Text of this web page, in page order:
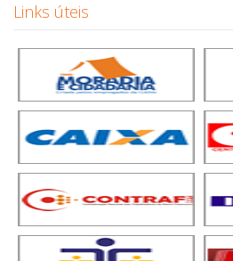
Links úteis